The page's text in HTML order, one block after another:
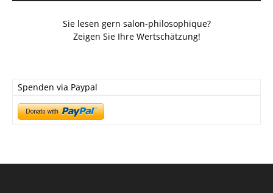
Sie lesen gern salon-philosophique?
Zeigen Sie Ihre Wertschätzung!
Spenden via Paypal